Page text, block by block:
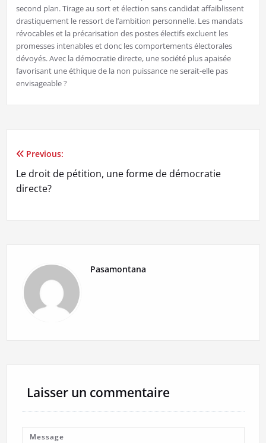
second plan. Tirage au sort et élection sans candidat affaiblissent
drastiquement le ressort de l’ambition personnelle. Les mandats
révocables et la précarisation des postes électifs excluent les
promesses intenables et donc les comportements électorales
dévoyés. Avec la démocratie directe, une société plus apaisée
favorisant une éthique de la non puissance ne serait-elle pas
envisageable ?
Navigation
de
Previous:
Le droit de pétition, une forme de démocratie
directe?
Pasamontana
Laisser un commentaire